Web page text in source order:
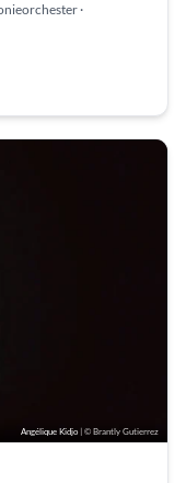
·
Angélique Kidjo | © Brantly Gutierrez